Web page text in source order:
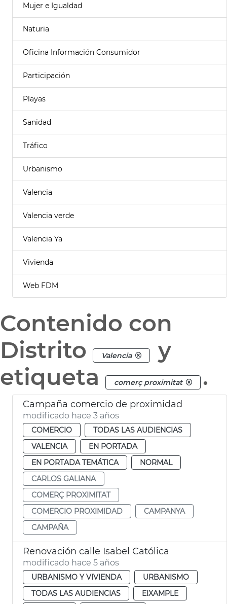
Mujer e Igualdad
Naturia
Oficina Información Consumidor
Participación
Playas
Sanidad
Tráfico
Urbanismo
Valencia
Valencia verde
Valencia Ya
Vivienda
Web FDM
Contenido con
Distrito
Valencia
y
etiqueta
comerç proximitat .
Campaña comercio de proximidad
modificado hace 3 años
COMERCIO
TODAS LAS AUDIENCIAS
VALENCIA
EN PORTADA
EN PORTADA TEMÁTICA
NORMAL
CARLOS GALIANA
COMERÇ PROXIMITAT
COMERCIO PROXIMIDAD
CAMPANYA
CAMPAÑA
Renovación calle Isabel Católica
modificado hace 5 años
URBANISMO Y VIVIENDA
URBANISMO
TODAS LAS AUDIENCIAS
EIXAMPLE